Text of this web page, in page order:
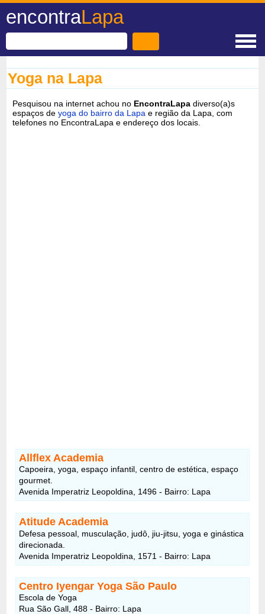
encontraLapa
Yoga na Lapa
Pesquisou na internet achou no EncontraLapa diverso(a)s
espaços deyoga do bairro da Lapa e região da Lapa, com
telefones no EncontraLapa e endereço dos locais.
Allflex Academia
Capoeira, yoga, espaço infantil, centro de estética, espaço
gourmet.
Avenida Imperatriz Leopoldina, 1496 - Bairro: Lapa
Atitude Academia
Defesa pessoal, musculação, judô, jiu-jitsu, yoga e ginástica
direcionada.
Avenida Imperatriz Leopoldina, 1571 - Bairro: Lapa
Centro Iyengar Yoga São Paulo
Escola de Yoga
Rua São Gall, 488 - Bairro: Lapa